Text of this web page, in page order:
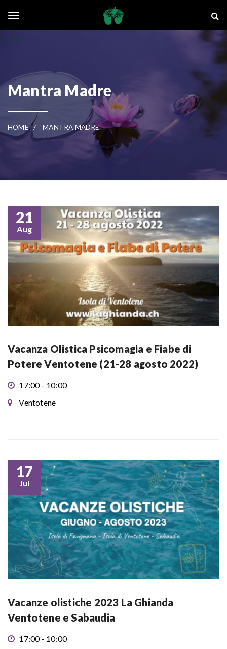
Mantra Madre
HOME MANTRA MADRE
21
Aug
Vacanza Olistica Psicomagia e Fiabe di
Potere Ventotene (21-28 agosto 2022)
17:00 - 10:00
Ventotene
17
Jul
Vacanze olistiche 2023 La Ghianda
Ventotene e Sabaudia
17:00 - 10:00